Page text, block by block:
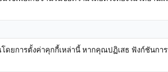
ดยการตั้งค่าคุกกี้เหล่านี้ หากคุณปฏิเสธ ฟังก์ชันกา